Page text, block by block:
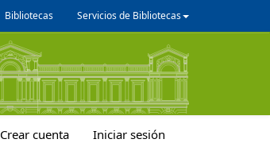
Bibliotecas Servicios de Bibliotecas
Crear cuenta Iniciar sesión